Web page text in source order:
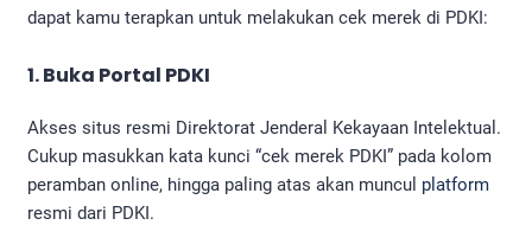
dapat kamu terapkan untuk melakukan cek merek di PDKI:
1. Buka Portal PDKI
Akses situs resmi Direktorat Jenderal Kekayaan Intelektual.
Cukup masukkan kata kunci “cek merek PDKI” pada kolom
peramban online, hingga paling atas akan muncul platform
resmi dari PDKI.